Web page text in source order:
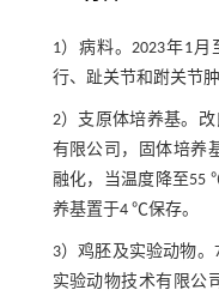
1）病料。2023年1
行、趾关节和跗关节
2）支原体培养基。
有限公司，固体培养
融化，当温度降至55
养基置于4 ℃保存。
3）鸡胚及实验动物。
实验动物技术有限公